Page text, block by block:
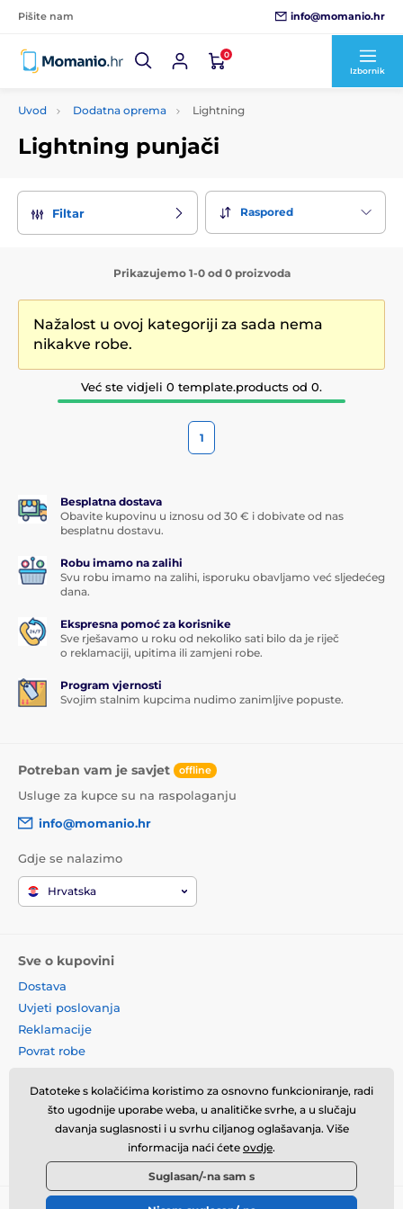
Pišite nam info@momanio.hr
0
Izbornik
Uvod Dodatna oprema Lightning
Lightning punjači
Filtar Raspored
Prikazujemo 1-0 od 0 proizvoda
Nažalost u ovoj kategoriji za sada nema
nikakve robe.
Već ste vidjeli 0 template.products od 0.
1
Besplatna dostava
Obavite kupovinu u iznosu od 30 € i dobivate od nas
besplatnu dostavu.
Robu imamo na zalihi
Svu robu imamo na zalihi, isporuku obavljamo već sljedećeg
dana.
Ekspresna pomoć za korisnike
Sve rješavamo u roku od nekoliko sati bilo da je riječ
o reklamaciji, upitima ili zamjeni robe.
Program vjernosti
Svojim stalnim kupcima nudimo zanimljive popuste.
Potreban vam je savjet offline
Usluge za kupce su na raspolaganju
info@momanio.hr
Gdje se nalazimo
Hrvatska
Sve o kupovini
Dostava
Uvjeti poslovanja
Reklamacije
Povrat robe
Načela o korištenju kolačića
Kontaktne informacije
Informacije o obradi osobnih
Datoteke s kolačićima koristimo za osnovno funkcioniranje, radi
što ugodnije uporabe weba, u analitičke svrhe, a u slučaju
davanja suglasnosti i u svrhu ciljanog oglašavanja. Više
informacija naći ćete ovdje.
Suglasan/-na sam s